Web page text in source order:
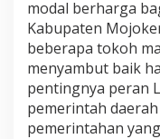
modal berharga
Kabupaten
beberapa tokoh
menyambut baik
pentingnya peran
pemerintah
pemerintahan